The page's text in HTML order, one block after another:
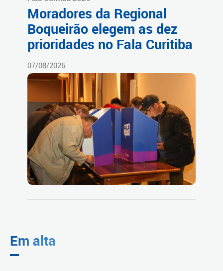
Moradores da Regional
Boqueirão elegem as dez
prioridades no Fala Curitiba
07/08/2026
Em alta